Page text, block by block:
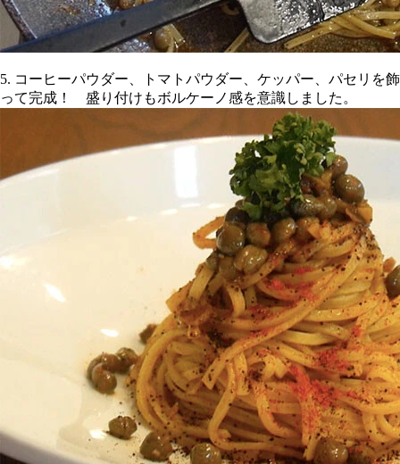
5. コーヒーパウダー、トマトパウダー、ケッパー、パセリを飾
って完成！ 盛り付けもボルケーノ感を意識しました。